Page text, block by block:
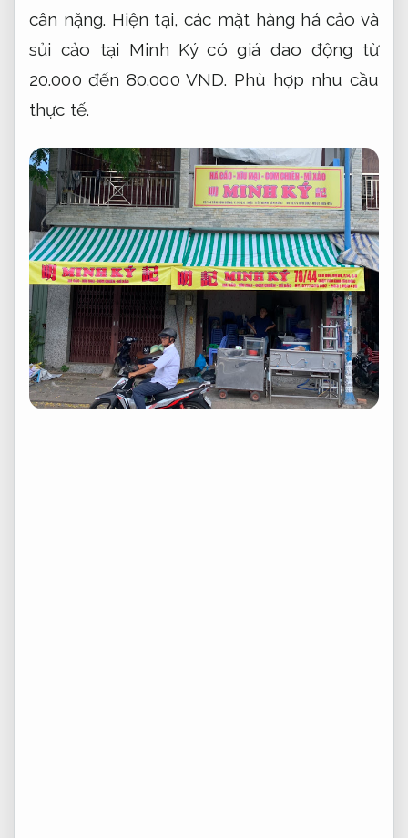
cân nặng. Hiện tại, các mặt hàng há cảo và
sủi cảo tại Minh Ký có giá dao động từ
20.000 đến 80.000 VND. Phù hợp nhu cầu
thực tế.